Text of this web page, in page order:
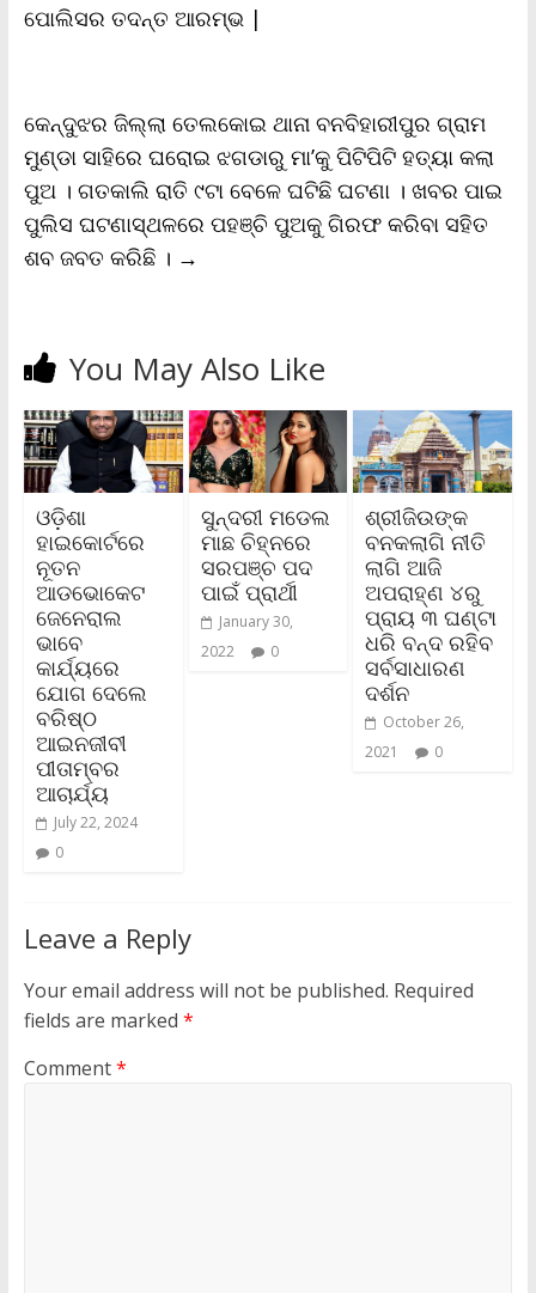
ପୋଲିସର ତଦନ୍ତ ଆରମ୍ଭ |
କେନ୍ଦୁଝର ଜିଲ୍ଲା ତେଲକୋଇ ଥାନା ବନବିହାରୀପୁର ଗ୍ରାମ
ମୁଣ୍ଡା ସାହିରେ ଘରୋଇ ଝଗଡାରୁ ମା’କୁ ପିଟିପିଟି ହତ୍ୟା କଲା
ପୁଅ । ଗତକାଲି ରାତି ୯ଟା ବେଳେ ଘଟିଛି ଘଟଣା । ଖବର ପାଇ
ପୁଲିସ ଘଟଣାସ୍ଥଳରେ ପହଞ୍ଚି ପୁଅକୁ ଗିରଫ କରିବା ସହିତ
ଶବ ଜବତ କରିଛି । →
You May Also Like
ଓଡ଼ିଶା
ହାଇକୋର୍ଟରେ
ନୂତନ
ଆଡଭୋକେଟ
ଜେନେରାଲ
ଭାବେ
କାର୍ଯ୍ୟରେ
ଯୋଗ ଦେଲେ
ବରିଷ୍ଠ
ଆଇନଜୀବୀ
ପୀତାମ୍ବର
ଆଚାର୍ଯ୍ୟ
July 22, 2024
0
ସୁନ୍ଦରୀ ମଡେଲ
ମାଛ ଚିହ୍ନରେ
ସରପଞ୍ଚ ପଦ
ପାଇଁ ପ୍ରାର୍ଥୀ
January 30,
2022
0
ଶ୍ରୀଜିଉଙ୍କ
ବନକଲାଗି ନୀତି
ଲାଗି ଆଜି
ଅପରାହ୍ଣ ୪ରୁ
ପ୍ରାୟ ୩ ଘଣ୍ଟା
ଧରି ବନ୍ଦ ରହିବ
ସର୍ବସାଧାରଣ
ଦର୍ଶନ
October 26,
2021
0
Leave a Reply
Your email address will not be published. Required
fields are marked *
Comment*